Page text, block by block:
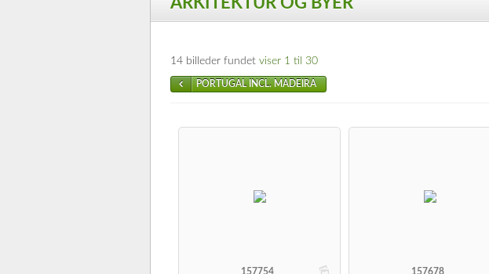
14 billeder fundet viser 1 til 30
PORTUGAL INCL. MADEIRA
b
157754 157678